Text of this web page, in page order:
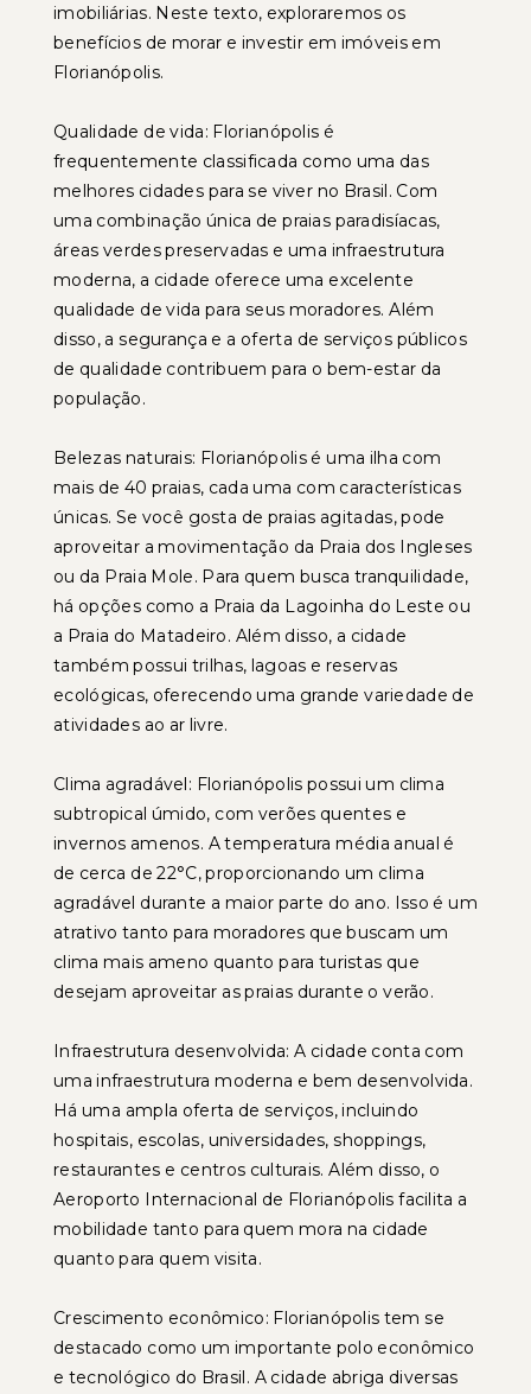
imobiliárias. Neste texto, exploraremos os
benefícios de morar e investir em imóveis em
Florianópolis.
Qualidade de vida: Florianópolis é
frequentemente classificada como uma das
melhores cidades para se viver no Brasil. Com
uma combinação única de praias paradisíacas,
áreas verdes preservadas e uma infraestrutura
moderna, a cidade oferece uma excelente
qualidade de vida para seus moradores. Além
disso, a segurança e a oferta de serviços públicos
de qualidade contribuem para o bem-estar da
população.
Belezas naturais: Florianópolis é uma ilha com
mais de 40 praias, cada uma com características
únicas. Se você gosta de praias agitadas, pode
aproveitar a movimentação da Praia dos Ingleses
ou da Praia Mole. Para quem busca tranquilidade,
há opções como a Praia da Lagoinha do Leste ou
a Praia do Matadeiro. Além disso, a cidade
também possui trilhas, lagoas e reservas
ecológicas, oferecendo uma grande variedade de
atividades ao ar livre.
Clima agradável: Florianópolis possui um clima
subtropical úmido, com verões quentes e
invernos amenos. A temperatura média anual é
de cerca de 22°C, proporcionando um clima
agradável durante a maior parte do ano. Isso é um
atrativo tanto para moradores que buscam um
clima mais ameno quanto para turistas que
desejam aproveitar as praias durante o verão.
Infraestrutura desenvolvida: A cidade conta com
uma infraestrutura moderna e bem desenvolvida.
Há uma ampla oferta de serviços, incluindo
hospitais, escolas, universidades, shoppings,
restaurantes e centros culturais. Além disso, o
Aeroporto Internacional de Florianópolis facilita a
mobilidade tanto para quem mora na cidade
quanto para quem visita.
Crescimento econômico: Florianópolis tem se
destacado como um importante polo econômico
e tecnológico do Brasil. A cidade abriga diversas